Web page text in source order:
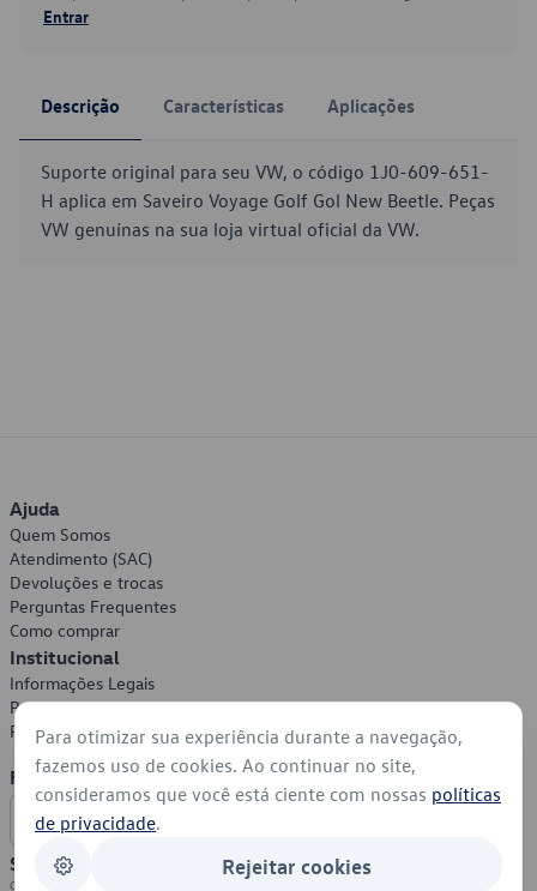
Entrar
Descrição Características Aplicações
Suporte original para seu VW, o código 1J0-609-651-
H aplica em Saveiro Voyage Golf Gol New Beetle. Peças
VW genuínas na sua loja virtual oficial da VW.
Ajuda
Quem Somos
Atendimento (SAC)
Devoluções e trocas
Perguntas Frequentes
Como comprar
Institucional
Informações Legais
Política de Privacidade
Política de Cookies
Formas de Pagamento
Segurança
Para otimizar sua experiência durante a navegação,
fazemos uso de cookies. Ao continuar no site,
consideramos que você está ciente com nossas políticas
de privacidade.
Rejeitar cookies